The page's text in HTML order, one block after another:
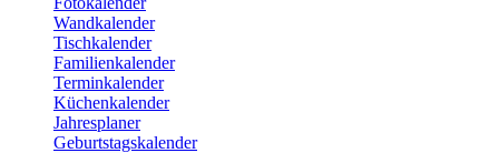
Wandkalender
Tischkalender
Familienkalender
Terminkalender
Küchenkalender
Jahresplaner
Geburtstagskalender